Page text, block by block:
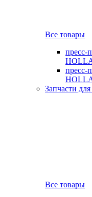
Все товары
пресс-
пресс-
Запчасти
Все товары